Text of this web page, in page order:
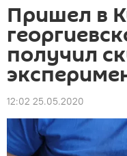
Пришел в
получил
12:02 25.05.2020